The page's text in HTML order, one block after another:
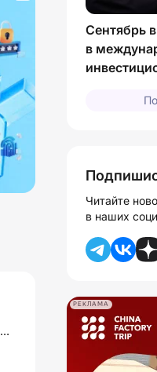
Сентябрь
в
Читайте
в наших
РЕКЛАМА